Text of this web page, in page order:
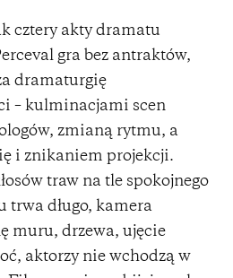
cztery akty dramatu
gra bez antraktów,
dramaturgię
– kulminacjami scen
zmianą rytmu, a
i znikaniem projekcji.
traw na tle spokojnego
trwa długo, kamera
muru, drzewa, ujęcie
aktorzy nie wchodzą w